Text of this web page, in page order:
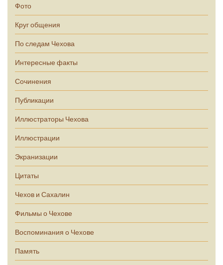
Фото
Круг общения
По следам Чехова
Интересные факты
Сочинения
Публикации
Иллюстраторы Чехова
Иллюстрации
Экранизации
Цитаты
Чехов и Сахалин
Фильмы о Чехове
Воспоминания о Чехове
Память